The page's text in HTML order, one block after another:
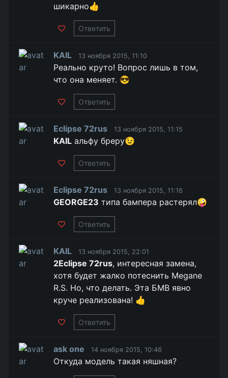
шикарно👍
Ответить
KAIL 13 ноября 2015, 11:10
Реально круто! Вопрос лишь в том,
что она меняет. 😎
Ответить
Eclipse 72rus 13 ноября 2015, 11:15
KAIL альфу бреру😉
Ответить
Eclipse 72rus 13 ноября 2015, 11:16
GEORGE23 типа бампера растерял🤪
Ответить
KAIL 13 ноября 2015, 22:01
2Eclipse 72rus, интересная замена,
хотя будет жалко потеснить Megane
R.S. Но, что делать. Эта БМВ явно
круче реализована! 👍
Ответить
ask one 14 ноября 2015, 10:46
Откуда модель такая няшная?